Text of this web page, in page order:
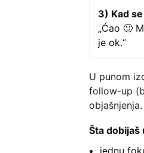
3) Kad
„Ćao 🙂
je ok.“
U punom
follow-up
objašnjenja.
Šta dobijaš
jednu